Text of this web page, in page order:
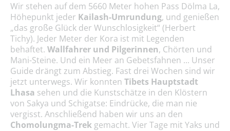
Wir stehen auf dem 5660 Meter hohen Pass Dölma La,
Höhepunkt jeder Kailash-Umrundung, und genießen
„das große Glück der Wunschlosigkeit“ (Herbert
Tichy). Jeder Meter der Kora ist mit Legenden
behaftet. Wallfahrer und Pilgerinnen, Chörten und
Mani-Steine. Und ein Meer an Gebetsfahnen ... Unser
Guide drängt zum Abstieg. Fast drei Wochen sind wir
jetzt unterwegs. Wir konnten Tibets Hauptstadt
Lhasa sehen und die Kunstschätze in den Klöstern
von Sakya und Schigatse: Eindrücke, die man nie
vergisst. Anschließend haben wir uns an den
Chomolungma-Trek gemacht. Vier Tage mit Yaks und